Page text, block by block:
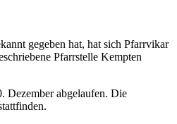
gegeben hat, hat sich Pfarrvikar
Pfarrstelle Kempten
Dezember abgelaufen. Die